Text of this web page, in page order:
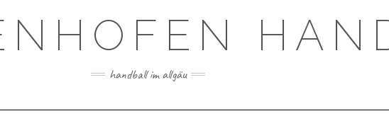
handball im allgäu